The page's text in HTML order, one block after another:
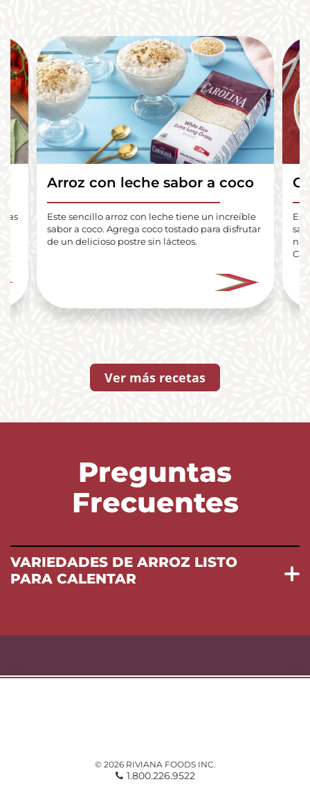
Arroz con leche sabor a coco
Este sencillo arroz con leche tiene un increíble
sabor a coco. Agrega coco tostado para disfrutar
de un delicioso postre sin lácteos.
Ver más recetas
Preguntas
Frecuentes
VARIEDADES DE ARROZ LISTO
PARA CALENTAR
© 2026 RIVIANA FOODS INC.
1.800.226.9522